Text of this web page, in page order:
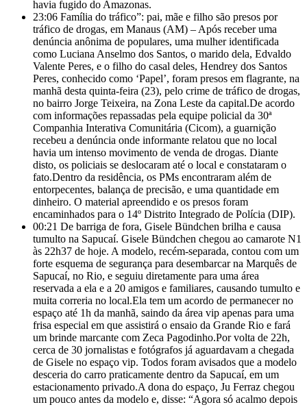
havia fugido do Amazonas.
23:06 Família do tráfico”: pai, mãe e filho são presos por
tráfico de drogas, em Manaus (AM) – Após receber uma
denúncia anônima de populares, uma mulher identificada
como Luciana Anselmo dos Santos, o marido dela, Edvaldo
Valente Peres, e o filho do casal deles, Hendrey dos Santos
Peres, conhecido como ‘Papel’, foram presos em flagrante, na
manhã desta quinta-feira (23), pelo crime de tráfico de drogas,
no bairro Jorge Teixeira, na Zona Leste da capital.De acordo
com informações repassadas pela equipe policial da 30ª
Companhia Interativa Comunitária (Cicom), a guarnição
recebeu a denúncia onde informante relatou que no local
havia um intenso movimento de venda de drogas. Diante
disto, os policiais se deslocaram até o local e constataram o
fato.Dentro da residência, os PMs encontraram além de
entorpecentes, balança de precisão, e uma quantidade em
dinheiro. O material apreendido e os presos foram
encaminhados para o 14º Distrito Integrado de Polícia (DIP).
00:21 De barriga de fora, Gisele Bündchen brilha e causa
tumulto na Sapucaí. Gisele Bündchen chegou ao camarote N1
às 22h37 de hoje. A modelo, recém-separada, contou com um
forte esquema de segurança para desembarcar na Marquês de
Sapucaí, no Rio, e seguiu diretamente para uma área
reservada a ela e a 20 amigos e familiares, causando tumulto e
muita correria no local.Ela tem um acordo de permanecer no
espaço até 1h da manhã, saindo da área vip apenas para uma
frisa especial em que assistirá o ensaio da Grande Rio e fará
um brinde marcante com Zeca Pagodinho.Por volta de 22h,
cerca de 30 jornalistas e fotógrafos já aguardavam a chegada
de Gisele no espaço vip. Todos foram avisados que a modelo
desceria do carro praticamente dentro da Sapucaí, em um
estacionamento privado.A dona do espaço, Ju Ferraz chegou
um pouco antes da modelo e, disse: “Agora só acalmo depois